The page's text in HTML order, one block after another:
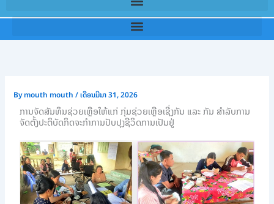
Bymouth mouth/ເດືອນມີນາ 31, 2026
ການຈັດສັນທຶນຊ່ວຍເຫຼືອໃຫ້ແກ່ ກຸ່ມຊ່ວຍເຫຼືອເຊີ່ງກັນ ແລະ ກັນ ສຳລັບການ
ຈັດຕັ້ງປະຕິບັດກິດຈະກຳການປັບປຸງຊີວິດການເປັນຢູ່